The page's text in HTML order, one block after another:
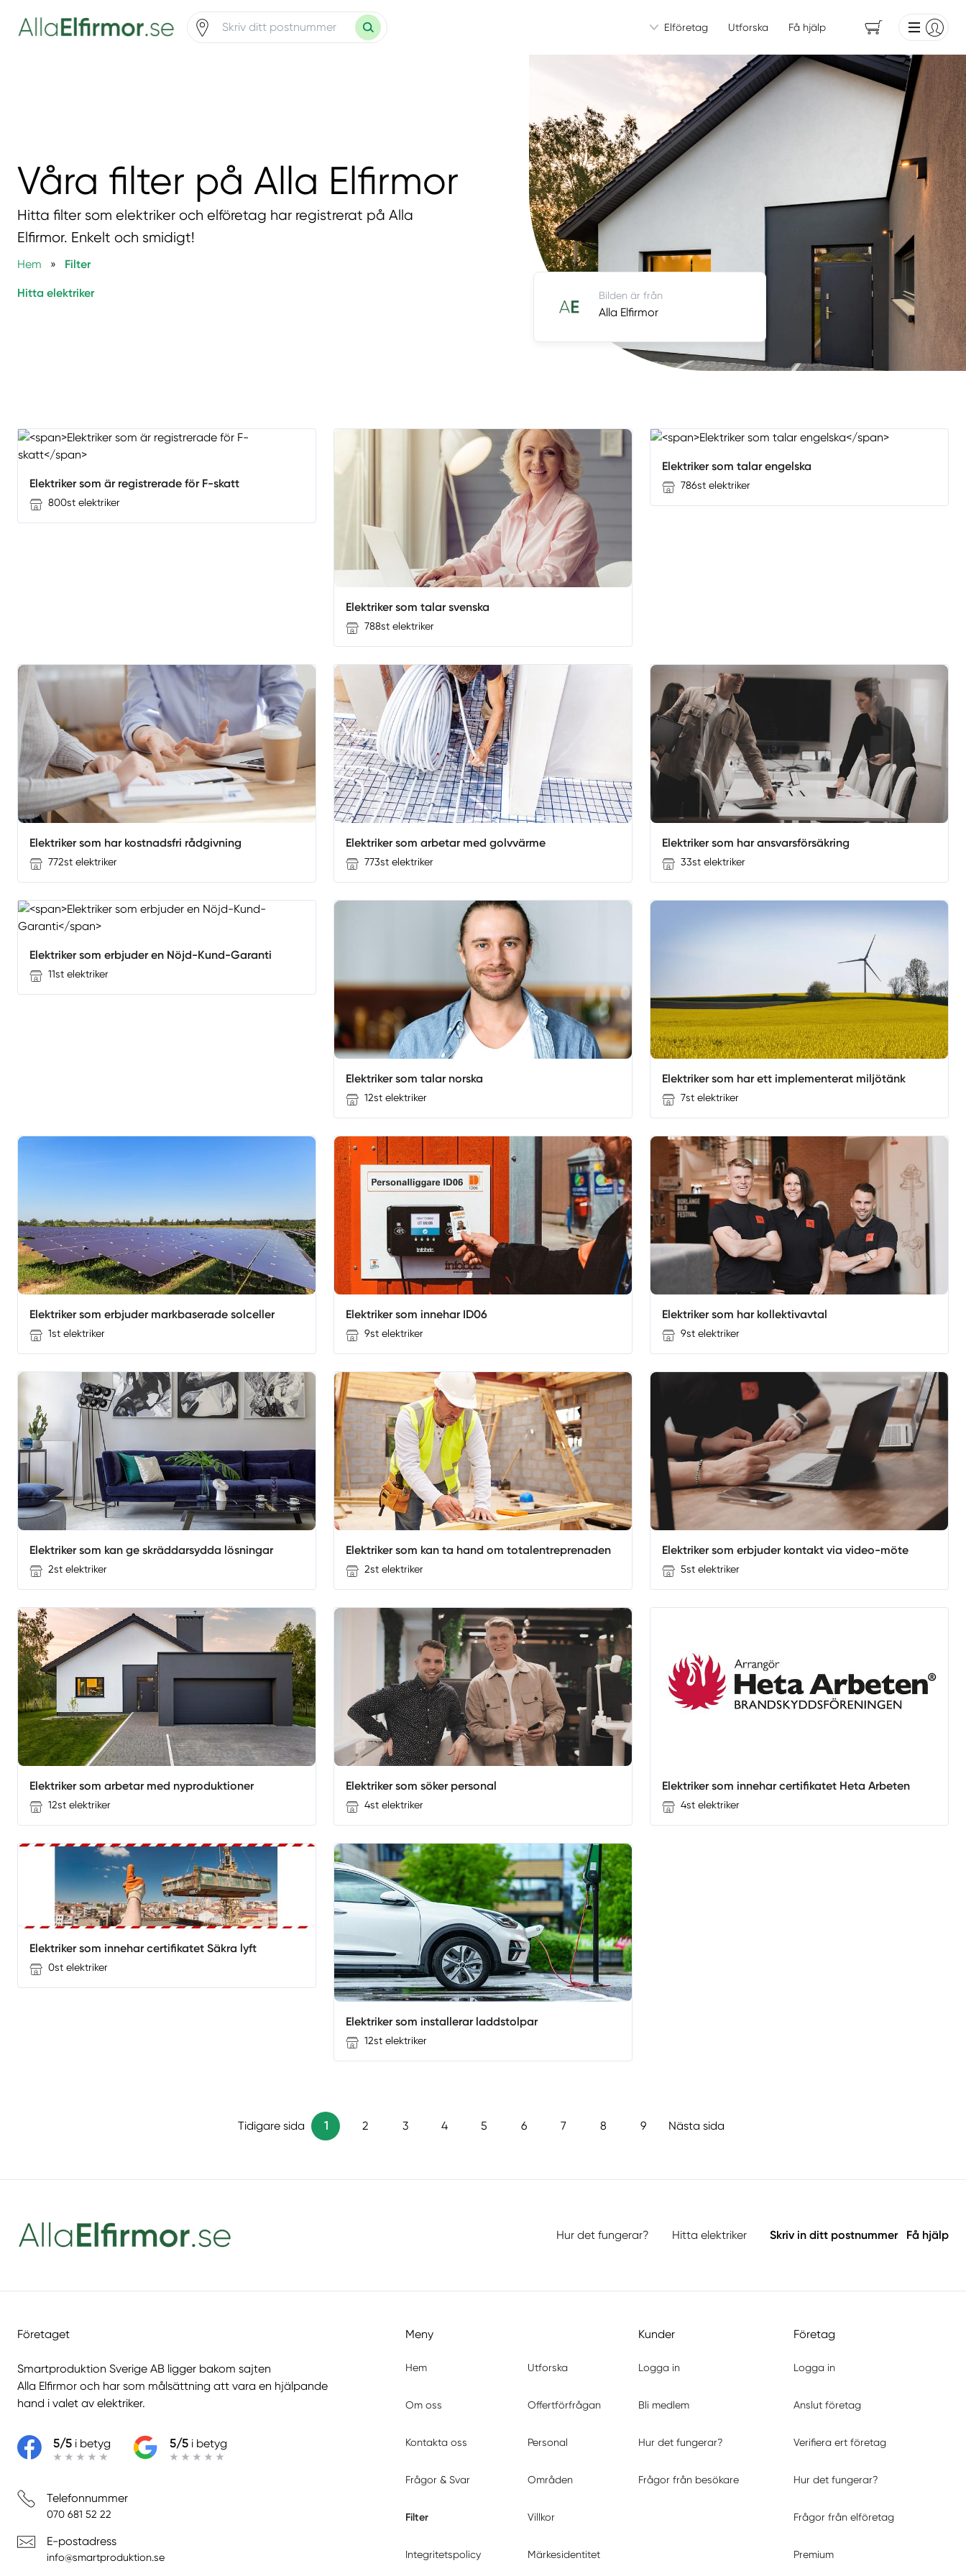
Elföretag Utforska Få hjälp
Våra filter på Alla Elfirmor
Hitta filter som elektriker och elföretag har registrerat på Alla
Elfirmor. Enkelt och smidigt!
Hem » Filter
Hitta elektriker Bilden är från
Alla Elfirmor
Elektriker som är registrerade för F-skatt
800st elektriker
Elektriker som talar svenska
788st elektriker
Elektriker som talar engelska
786st elektriker
Elektriker som har kostnadsfri rådgivning
772st elektriker
Elektriker som arbetar med golvvärme
773st elektriker
Elektriker som har ansvarsförsäkring
33st elektriker
Elektriker som erbjuder en Nöjd-Kund-Garanti
11st elektriker
Elektriker som talar norska
12st elektriker
Elektriker som har ett implementerat miljötänk
7st elektriker
Elektriker som erbjuder markbaserade solceller
1st elektriker
Elektriker som innehar ID06
9st elektriker
Elektriker som har kollektivavtal
9st elektriker
Elektriker som kan ge skräddarsydda lösningar
2st elektriker
Elektriker som kan ta hand om totalentreprenaden
2st elektriker
Elektriker som erbjuder kontakt via video-möte
5st elektriker
Elektriker som arbetar med nyproduktioner
12st elektriker
Elektriker som söker personal
4st elektriker
Elektriker som innehar certifikatet Heta Arbeten
4st elektriker
Elektriker som innehar certifikatet Säkra lyft
0st elektriker
Elektriker som installerar laddstolpar
12st elektriker
Tidigare sida 1 2 3 4 5 6 7 8 9 Nästa sida
Hur det fungerar? Hitta elektriker Skriv in ditt postnummer Få hjälp
Företaget
Smartproduktion Sverige AB ligger bakom sajten
Alla Elfirmor och har som målsättning att vara en hjälpande
hand i valet av elektriker.
5/5 i betyg 5/5 i betyg
Telefonnummer
070 681 52 22
E-postadress
info@smartproduktion.se
Meny
Hem Utforska
Om oss Offertförfrågan
Kontakta oss Personal
Frågor & Svar Områden
Filter Villkor
Integritetspolicy Märkesidentitet
Kunder
Logga in
Bli medlem
Hur det fungerar?
Frågor från besökare
Företag
Logga in
Anslut företag
Verifiera ert företag
Hur det fungerar?
Frågor från elföretag
Premium